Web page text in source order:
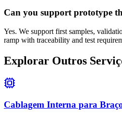
Can you support prototype
Yes. We support first samples,
ramp with traceability and test
Explorar Outros
Cablagem Interna para